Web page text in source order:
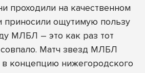
проходили на качественном
приносили ощутимую пользу
МЛБЛ – это как раз тот
совпало. Матч звезд МЛБЛ
в концепцию нижегородского